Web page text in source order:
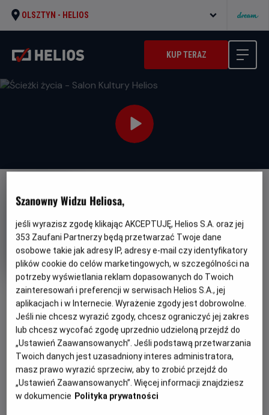
OLSZTYN - HELIOS
KUP TERAZ
OBSERWUJ
Ścieżki życia - Salon Kultury
Helios
Oryginalny
tytuł
The Salt Path Gatunek
Dramat
Minimalny
wiek
Od 15 lat
Czas
trwania
146 min
OCENA HELIOS
6.7
REŻYSERIA
Marianne Elliott
SCENARIUSZ
Rebecca Lenkiewicz, Raynor
Winn
OBSADA
Jason Isaacs, Gillian Anderson, Denis Lill
WIĘCEJ SZCZEGÓŁÓW
OPIS WYDARZENIA
Raynor (Gillian Anderson) i Moth (Jason Isaacs),
małżeństwo z wieloletnim stażem, w jednej chwili tracą
Szanowny Widzu Heliosa,
jeśli wyrazisz zgodę klikając AKCEPTUJĘ, Helios S.A. oraz jej
353 Zaufani Partnerzy będą przetwarzać Twoje dane
osobowe takie jak adresy IP, adresy e-mail czy identyfikatory
plików cookie do celów marketingowych, w szczególności na
potrzeby wyświetlania reklam dopasowanych do Twoich
zainteresowań i preferencji w serwisach Helios S.A., jej
aplikacjach i w Internecie. Wyrażenie zgody jest dobrowolne.
Jeśli nie chcesz wyrazić zgody, chcesz ograniczyć jej zakres
lub chcesz wycofać zgodę uprzednio udzieloną przejdź do
„Ustawień Zaawansowanych”. Jeśli podstawą przetwarzania
Twoich danych jest uzasadniony interes administratora,
masz prawo wyrazić sprzeciw, aby to zrobić przejdź do
„Ustawień Zaawansowanych”. Więcej informacji znajdziesz
w dokumencie Polityka prywatności